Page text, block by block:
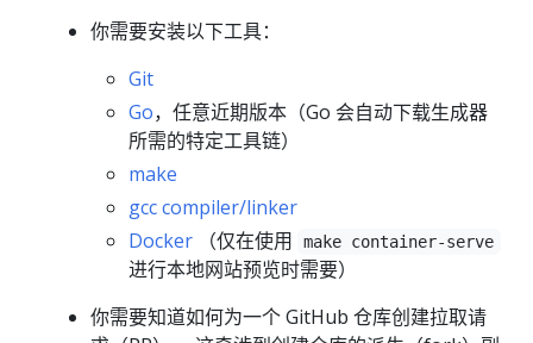
你需要安装以下工具：
Git
Go，任意近期版本（Go 会自动下载生成器
所需的特定工具链）
make
gcc compiler/linker
Docker （仅在使用 make container-serve
进行本地网站预览时需要）
你需要知道如何为一个 GitHub 仓库创建拉取请